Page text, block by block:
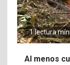
1 lectura
Al menos